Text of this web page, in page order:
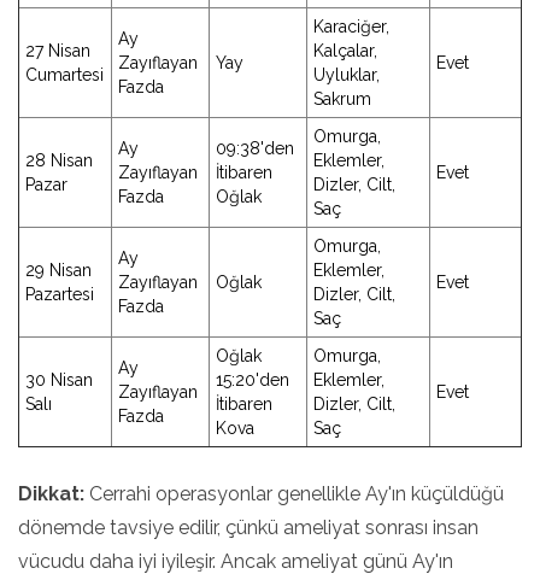
27 Nisan
Cumartesi
Ay
Zayıflayan
Fazda
Yay
Karaciğer,
Kalçalar,
Uyluklar,
Sakrum
Evet
28 Nisan
Pazar
Ay
Zayıflayan
Fazda
09:38'den
İtibaren
Oğlak
Omurga,
Eklemler,
Dizler, Cilt,
Saç
Evet
29 Nisan
Pazartesi
Ay
Zayıflayan
Fazda
Oğlak
Omurga,
Eklemler,
Dizler, Cilt,
Saç
Evet
30 Nisan
Salı
Ay
Zayıflayan
Fazda
Oğlak
15:20'den
İtibaren
Kova
Omurga,
Eklemler,
Dizler, Cilt,
Saç
Evet
Dikkat: Cerrahi operasyonlar genellikle Ay'ın küçüldüğü
dönemde tavsiye edilir, çünkü ameliyat sonrası insan
vücudu daha iyi iyileşir. Ancak ameliyat günü Ay'ın